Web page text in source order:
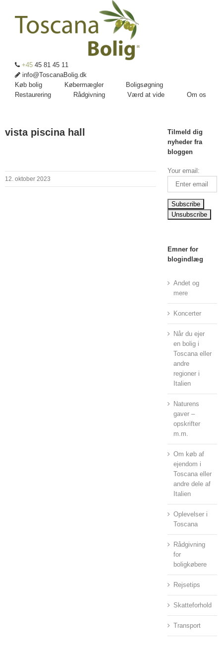
+45 45 81 45 11
info@ToscanaBolig.dk
Køb bolig
Købermægler
Boligsøgning
Restaurering
Rådgivning Værd at vide Om os
vista piscina hall
12. oktober 2023
Tilmeld dig
nyheder fra
bloggen
Your email:
Emner for
blogindlæg
Andet og
mere
Koncerter
Når du ejer
en bolig i
Toscana eller
andre
regioner i
Italien
Naturens
gaver –
opskrifter
m.m.
Om køb af
ejendom i
Toscana eller
andre dele af
Italien
Oplevelser i
Toscana
Rådgivning
for
boligkøbere
Rejsetips
Skatteforhold
Transport